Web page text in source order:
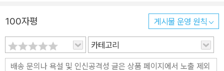
100자평 게시물 운영 원칙
카테고리